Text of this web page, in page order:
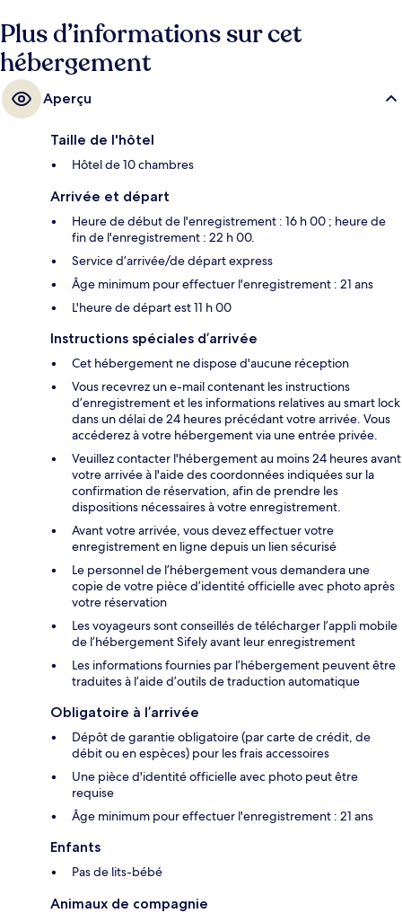
Plus d’informations sur cet
hébergement
Aperçu
Taille de l'hôtel
Hôtel de 10 chambres
Arrivée et départ
Heure de début de l'enregistrement : 16 h 00 ; heure de
fin de l'enregistrement : 22 h 00.
Service d’arrivée/de départ express
Âge minimum pour effectuer l'enregistrement : 21 ans
L'heure de départ est 11 h 00
Instructions spéciales d’arrivée
Cet hébergement ne dispose d'aucune réception
Vous recevrez un e-mail contenant les instructions
d’enregistrement et les informations relatives au smart lock
dans un délai de 24 heures précédant votre arrivée. Vous
accéderez à votre hébergement via une entrée privée.
Veuillez contacter l'hébergement au moins 24 heures avant
votre arrivée à l'aide des coordonnées indiquées sur la
confirmation de réservation, afin de prendre les
dispositions nécessaires à votre enregistrement.
Avant votre arrivée, vous devez effectuer votre
enregistrement en ligne depuis un lien sécurisé
Le personnel de l’hébergement vous demandera une
copie de votre pièce d’identité officielle avec photo après
votre réservation
Les voyageurs sont conseillés de télécharger l’appli mobile
de l’hébergement Sifely avant leur enregistrement
Les informations fournies par l’hébergement peuvent être
traduites à l’aide d’outils de traduction automatique
Obligatoire à l’arrivée
Dépôt de garantie obligatoire (par carte de crédit, de
débit ou en espèces) pour les frais accessoires
Une pièce d'identité officielle avec photo peut être
requise
Âge minimum pour effectuer l'enregistrement : 21 ans
Enfants
Pas de lits-bébé
Animaux de compagnie